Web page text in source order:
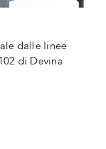
dalle linee
di Devina